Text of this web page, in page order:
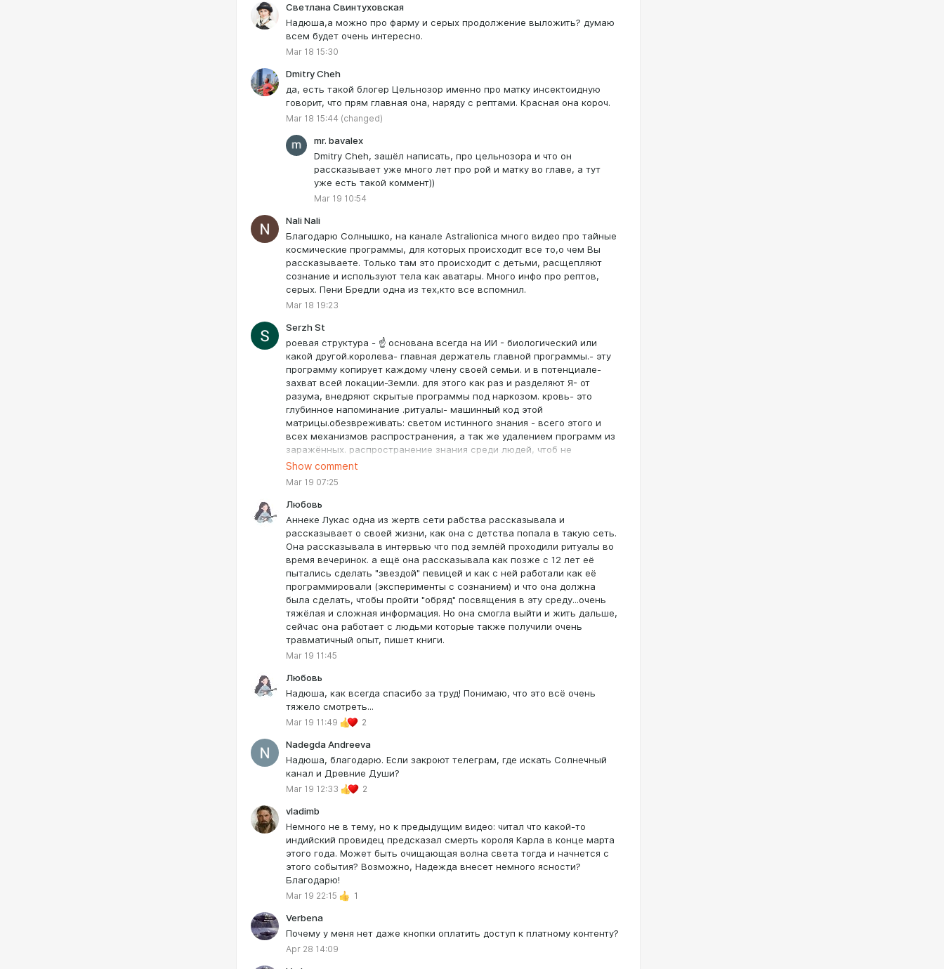
Светлана Свинтуховская
Надюша,а можно про фарму и серых продолжение выложить? думаю
всем будет очень интересно.
Mar 18 15:30
Dmitry Cheh
да, есть такой блогер Цельнозор именно про матку инсектоидную
говорит, что прям главная она, наряду с рептами. Красная она короч.
Mar 18 15:44 (changed)
mr. bavalex
Dmitry Cheh, зашёл написать, про цельнозора и что он
рассказывает уже много лет про рой и матку во главе, а тут
уже есть такой коммент))
Mar 19 10:54
Nali Nali
Благодарю Солнышко, на канале Astralionica много видео про тайные
космические программы, для которых происходит все то,о чем Вы
рассказываете. Только там это происходит с детьми, расщепляют
сознание и используют тела как аватары. Много инфо про рептов,
серых. Пени Бредли одна из тех,кто все вспомнил.
Mar 18 19:23
Serzh St
роевая структура - ☝️ основана всегда на ИИ - биологический или
какой другой.королева- главная держатель главной программы.- эту
программу копирует каждому члену своей семьи. и в потенциале-
захват всей локации-Земли. для этого как раз и разделяют Я- от
разума, внедряют скрытые программы под наркозом. кровь- это
глубинное напоминание .ритуалы- машинный код этой
матрицы.обезвреживать: светом истинного знания - всего этого и
всех механизмов распространения, а так же удалением программ из
заражённых. распространение знания среди людей, чтоб не
попадали в ловчие сети. па самую основную прошивку, программу в
назад
Show comment
Mar 19 07:25
Любовь
Аннеке Лукас одна из жертв сети рабства рассказывала и
рассказывает о своей жизни, как она с детства попала в такую сеть.
Она рассказывала в интервью что под землёй проходили ритуалы во
время вечеринок. а ещё она рассказывала как позже с 12 лет её
пытались сделать "звездой" певицей и как с ней работали как её
программировали (эксперименты с сознанием) и что она должна
была сделать, чтобы пройти "обряд" посвящения в эту среду...очень
тяжёлая и сложная информация. Но она смогла выйти и жить дальше,
сейчас она работает с людьми которые также получили очень
травматичный опыт, пишет книги.
Mar 19 11:45
Любовь
Надюша, как всегда спасибо за труд! Понимаю, что это всё очень
тяжело смотреть...
Mar 19 11:49 2
Nadegda Andreeva
Надюша, благодарю. Если закроют телеграм, где искать Солнечный
канал и Древние Души?
Mar 19 12:33 2
vladimb
Немного не в тему, но к предыдущим видео: читал что какой-то
индийский провидец предсказал смерть короля Карла в конце марта
этого года. Может быть очищающая волна света тогда и начнется с
этого события? Возможно, Надежда внесет немного ясности?
Благодарю!
Mar 19 22:15 1
Verbena
Почему у меня нет даже кнопки оплатить доступ к платному контенту?
Apr 28 14:09